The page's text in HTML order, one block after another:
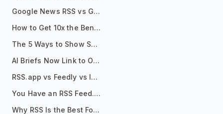
Google News RSS vs Google Alerts: Which Is Better for News Monitoring?
How to Get 10x the Benefits of Google Alerts
The 5 Ways to Show Sources in Your AI Brief, And When to Use Each
AI Briefs Now Link to Original Sources. Here's Why It Matters
RSS.app vs Feedly vs Inoreader: Which One Is Actually Right for You?
You Have an RSS Feed. Now What?
Why RSS Is the Best Format for AI Agents in 2026